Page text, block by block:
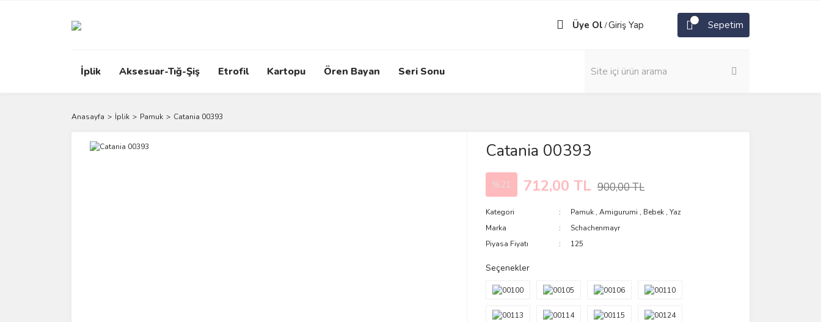
Üye Ol /Giriş Yap Sepetim
İplik Aksesuar-Tığ-Şiş Etrofil Kartopu Ören Bayan Seri Sonu
Anasayfa İplik Pamuk Catania 00393
Catania 00393
%21 712,00 TL 900,00 TL
Kategori Pamuk ,Amigurumi , Bebek ,Yaz
Marka
Schachenmayr
Piyasa Fiyatı
125
Seçenekler